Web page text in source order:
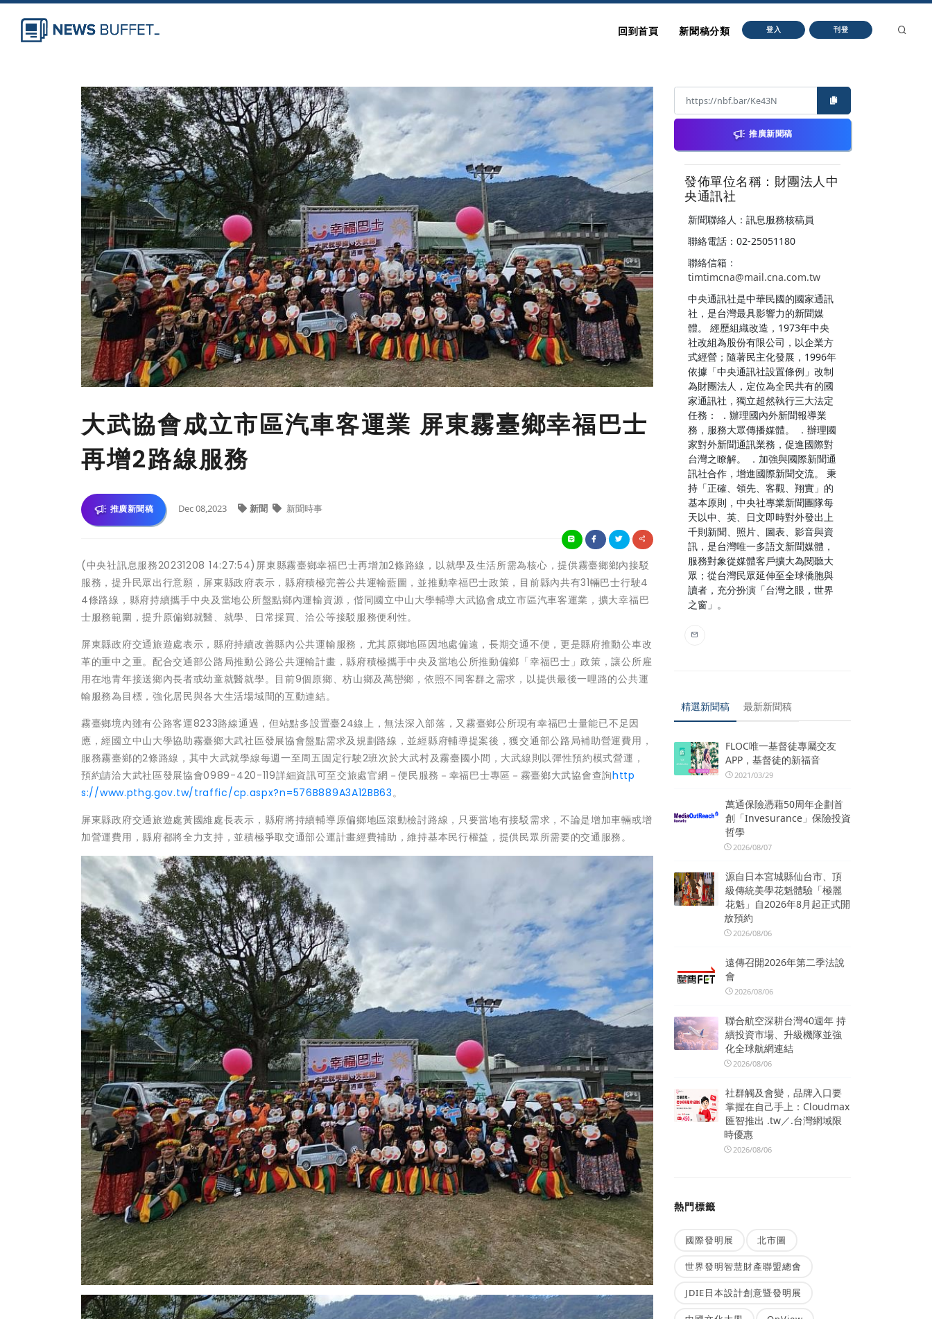
回到首頁 新聞稿分類 登入 刊登
大武協會成立市區汽車客運業 屏東霧臺鄉幸福巴士
再增2路線服務
推廣新聞稿 Dec 08,2023 新聞 新聞時事
(中央社訊息服務20231208 14:27:54)屏東縣霧臺鄉幸福巴士再增加2條路線，以就學及生活所需為核心，提供霧臺鄉鄉內接駁
服務，提升民眾出行意願，屏東縣政府表示，縣府積極完善公共運輸藍圖，並推動幸福巴士政策，目前縣內共有31輛巴士行駛4
4條路線，縣府持續攜手中央及當地公所盤點鄉內運輸資源，偕同國立中山大學輔導大武協會成立市區汽車客運業，擴大幸福巴
士服務範圍，提升原偏鄉就醫、就學、日常採買、洽公等接駁服務便利性。
屏東縣政府交通旅遊處表示，縣府持續改善縣內公共運輸服務，尤其原鄉地區因地處偏遠，長期交通不便，更是縣府推動公車改
革的重中之重。配合交通部公路局推動公路公共運輸計畫，縣府積極攜手中央及當地公所推動偏鄉「幸福巴士」政策，讓公所雇
用在地青年接送鄉內長者或幼童就醫就學。目前9個原鄉、枋山鄉及萬巒鄉，依照不同客群之需求，以提供最後一哩路的公共運
輸服務為目標，強化居民與各大生活場域間的互動連結。
霧臺鄉境內雖有公路客運8233路線通過，但站點多設置臺24線上，無法深入部落，又霧臺鄉公所現有幸福巴士量能已不足因
應，經國立中山大學協助霧臺鄉大武社區發展協會盤點需求及規劃路線，並經縣府輔導提案後，獲交通部公路局補助營運費用，
服務霧臺鄉的2條路線，其中大武就學線每週一至周五固定行駛2班次於大武村及霧臺國小間，大武線則以彈性預約模式營運，
預約請洽大武社區發展協會0989-420-119詳細資訊可至交旅處官網－便民服務－幸福巴士專區－霧臺鄉大武協會查詢http
s://www.pthg.gov.tw/traffic/cp.aspx?n=576B889A3A12BB63。
屏東縣政府交通旅遊處黃國維處長表示，縣府將持續輔導原偏鄉地區滾動檢討路線，只要當地有接駁需求，不論是增加車輛或增
加營運費用，縣府都將全力支持，並積極爭取交通部公運計畫經費補助，維持基本民行權益，提供民眾所需要的交通服務。
推廣新聞稿
發佈單位名稱：財團法人中
央通訊社
新聞聯絡人：訊息服務核稿員
聯絡電話：02-25051180
聯絡信箱：
timtimcna@mail.cna.com.tw
中央通訊社是中華民國的國家通訊
社，是台灣最具影響力的新聞媒
體。 經歷組織改造，1973年中央
社改組為股份有限公司，以企業方
式經營；隨著民主化發展，1996年
依據「中央通訊社設置條例」改制
為財團法人，定位為全民共有的國
家通訊社，獨立超然執行三大法定
任務： ．辦理國內外新聞報導業
務，服務大眾傳播媒體。 ．辦理國
家對外新聞通訊業務，促進國際對
台灣之瞭解。 ．加強與國際新聞通
訊社合作，增進國際新聞交流。 秉
持「正確、領先、客觀、翔實」的
基本原則，中央社專業新聞團隊每
天以中、英、日文即時對外發出上
千則新聞、照片、圖表、影音與資
訊，是台灣唯一多語文新聞媒體，
服務對象從媒體客戶擴大為閱聽大
眾；從台灣民眾延伸至全球僑胞與
讀者，充分扮演「台灣之眼，世界
之窗」。
精選新聞稿 最新新聞稿
FLOC唯一基督徒專屬交友
APP，基督徒的新福音
2021/03/29
萬通保險憑藉50周年企劃首
創「Invesurance」保險投資
哲學
2026/08/07
源自日本宮城縣仙台市、頂
級傳統美學花魁體驗「極麗
花魁」自2026年8月起正式開
放預約
2026/08/06
遠傳召開2026年第二季法說
會
2026/08/06
聯合航空深耕台灣40週年 持
續投資市場、升級機隊並強
化全球航網連結
2026/08/06
社群觸及會變，品牌入口要
掌握在自己手上：Cloudmax
匯智推出 .tw／.台灣網域限
時優惠
2026/08/06
熱門標籤
國際發明展 北市圖
世界發明智慧財產聯盟總會
JDIE日本設計創意暨發明展